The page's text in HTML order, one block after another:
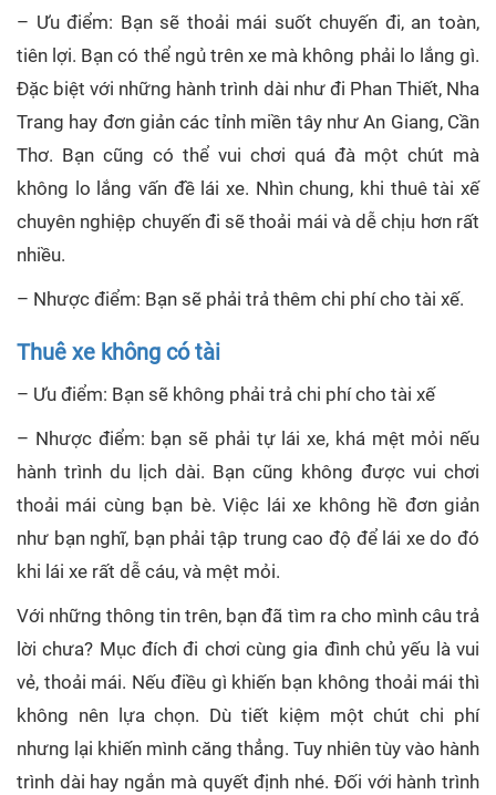
– Ưu điểm: Bạn sẽ thoải mái suốt chuyến đi, an toàn,
tiên lợi. Bạn có thể ngủ trên xe mà không phải lo lắng gì.
Đặc biệt với những hành trình dài như đi Phan Thiết, Nha
Trang hay đơn giản các tỉnh miền tây như An Giang, Cần
Thơ. Bạn cũng có thể vui chơi quá đà một chút mà
không lo lắng vấn đề lái xe. Nhìn chung, khi thuê tài xế
chuyên nghiệp chuyến đi sẽ thoải mái và dễ chịu hơn rất
nhiều.
– Nhược điểm: Bạn sẽ phải trả thêm chi phí cho tài xế.
Thuê xe không có tài
– Ưu điểm: Bạn sẽ không phải trả chi phí cho tài xế
– Nhược điểm: bạn sẽ phải tự lái xe, khá mệt mỏi nếu
hành trình du lịch dài. Bạn cũng không được vui chơi
thoải mái cùng bạn bè. Việc lái xe không hề đơn giản
như bạn nghĩ, bạn phải tập trung cao độ để lái xe do đó
khi lái xe rất dễ cáu, và mệt mỏi.
Với những thông tin trên, bạn đã tìm ra cho mình câu trả
lời chưa? Mục đích đi chơi cùng gia đình chủ yếu là vui
vẻ, thoải mái. Nếu điều gì khiến bạn không thoải mái thì
không nên lựa chọn. Dù tiết kiệm một chút chi phí
nhưng lại khiến mình căng thẳng. Tuy nhiên tùy vào hành
trình dài hay ngắn mà quyết định nhé. Đối với hành trình